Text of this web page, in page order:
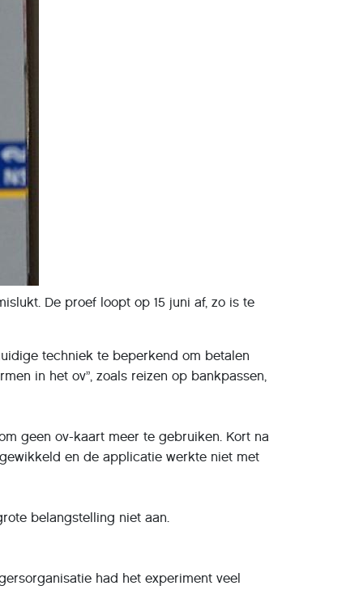
De proef loopt op 15 juni af, zo is te
techniek te beperkend om betalen
in het ov”, zoals reizen op bankpassen,
geen ov-kaart meer te gebruiken. Kort na
en de applicatie werkte niet met
belangstelling niet aan.
had het experiment veel